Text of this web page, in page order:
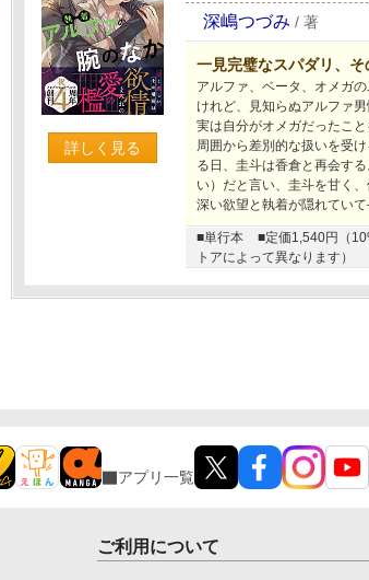
詳しく見る
深嶋つづみ / 著
一見完璧なスパダリ、
アルファ、ベータ、オメガ
けれど、見知らぬアルファ
実は自分がオメガだったこ
周囲から差別的な扱いを受
る日、圭斗は香倉と再会す
い）だと言い、圭斗を甘く
深い欲望と執着が隠れてい
■単行本 ■定価1,540円（
トアによって異なります）
アプリ一覧
ご利用について